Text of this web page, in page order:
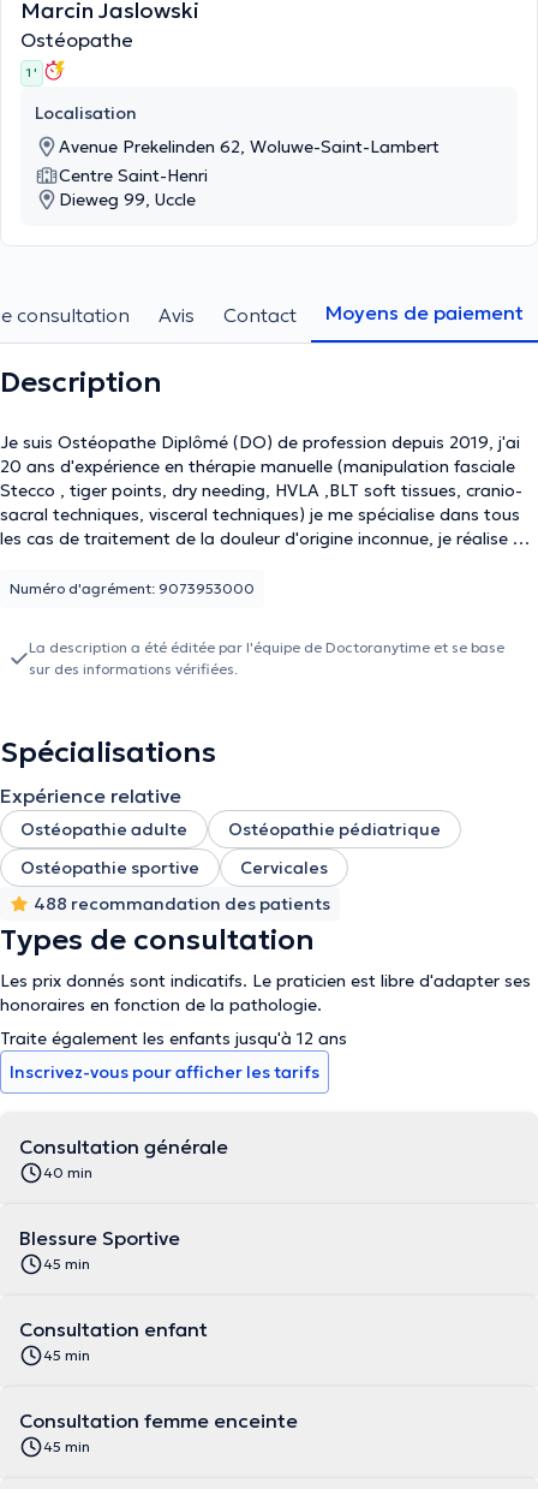
Marcin Jaslowski
Ostéopathe
1 '
Localisation
Avenue Prekelinden 62, Woluwe-Saint-Lambert
Centre Saint-Henri
Dieweg 99, Uccle
consultation Avis Contact Moyens de paiement
Description
Je suis Ostéopathe Diplômé (DO) de profession depuis 2019, j'ai
20 ans d'expérience en thérapie manuelle (manipulation fasciale
Stecco , tiger points, dry needing, HVLA ,BLT soft tissues, cranio-
sacral techniques, visceral techniques) je me spécialise dans tous
les cas de traitement de la douleur d'origine inconnue, je réalise un
patient.
Numéro d'agrément: 9073953000
La description a été éditée par l'équipe de Doctoranytime et se base
sur des informations vérifiées.
Spécialisations
Expérience relative
Ostéopathie adulte
Ostéopathie pédiatrique
Ostéopathie sportive
Cervicales
488 recommandation des patients
Types de consultation
Les prix donnés sont indicatifs. Le praticien est libre d'adapter ses
honoraires en fonction de la pathologie.
Traite également les enfants jusqu'à 12 ans
Inscrivez-vous pour afficher les tarifs
Consultation générale
40 min
Blessure Sportive
45 min
Consultation enfant
45 min
Consultation femme enceinte
45 min